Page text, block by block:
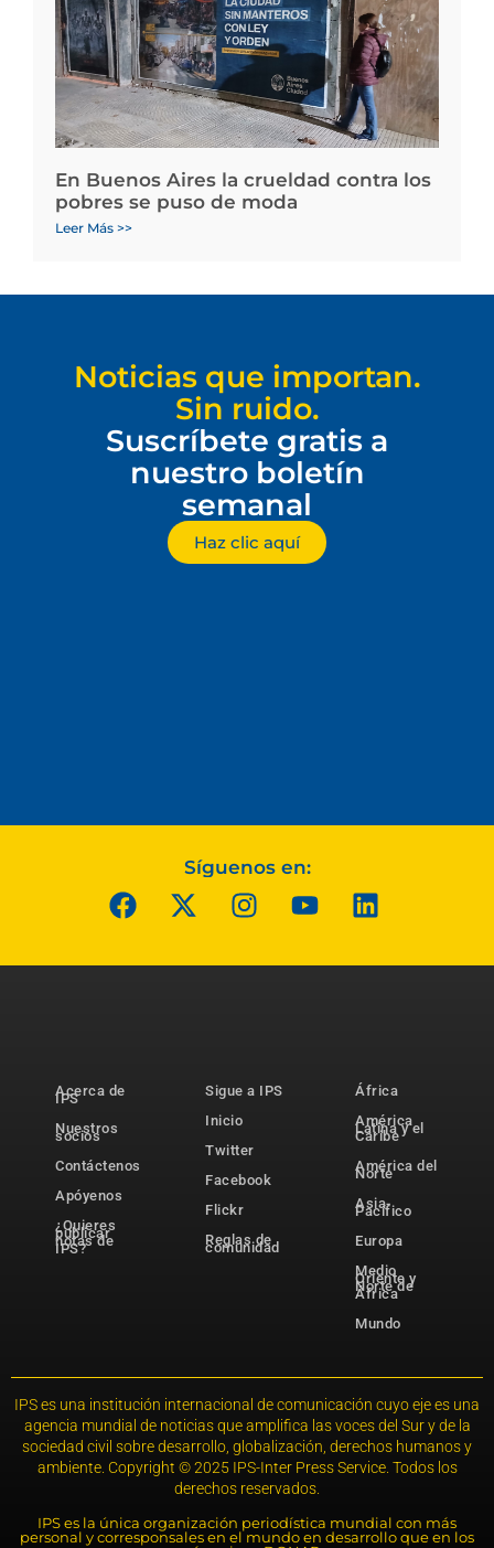
En Buenos Aires la crueldad contra los
pobres se puso de moda
Leer Más >>
Noticias que importan.
Sin ruido.
Suscríbete gratis a
nuestro boletín
semanal
Haz clic aquí
Síguenos en:
Acerca de
IPS
Nuestros
socios
Contáctenos
Apóyenos
¿Quieres
publicar
notas de
IPS?
Sigue a IPS
Inicio
Twitter
Facebook
Flickr
Reglas de
comunidad
África
América
Latina y el
Caribe
América del
Norte
Asia-
Pacífico
Europa
Medio
Oriente y
Norte de
África
Mundo
IPS es una institución internacional de comunicación cuyo eje es una
agencia mundial de noticias que amplifica las voces del Sur y de la
sociedad civil sobre desarrollo, globalización, derechos humanos y
ambiente. Copyright © 2025 IPS-Inter Press Service. Todos los
derechos reservados.
IPS es la única organización periodística mundial con más
personal y corresponsales en el mundo en desarrollo que en los